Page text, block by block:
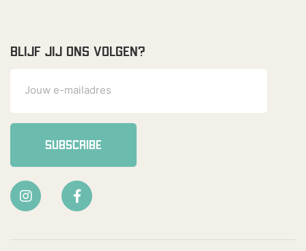
BLIJF JIJ ONS VOLGEN?
SUBSCRIBE